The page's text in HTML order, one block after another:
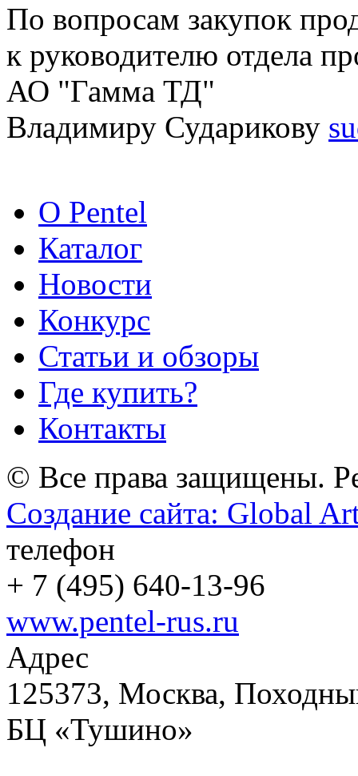
По вопросам закупок
к руководителю отдела
АО "Гамма ТД"
Владимиру Сударикову
О Pentel
Каталог
Новости
Конкурс
Статьи и обзоры
Где купить?
Контакты
© Все права защищены.
Создание сайта: Global
телефон
+ 7 (495) 640-13-96
www.pentel-rus.ru
Адрес
125373, Москва,
БЦ «Тушино»